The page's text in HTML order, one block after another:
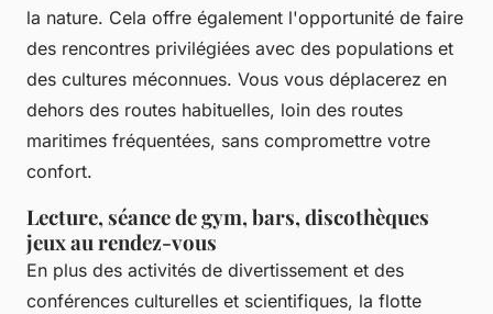
la nature. Cela offre également l'opportunité de faire
des rencontres privilégiées avec des populations et
des cultures méconnues. Vous vous déplacerez en
dehors des routes habituelles, loin des routes
maritimes fréquentées, sans compromettre votre
confort.
Lecture, séance de gym, bars, discothèques
jeux au rendez-vous
En plus des activités de divertissement et des
conférences culturelles et scientifiques, la flotte